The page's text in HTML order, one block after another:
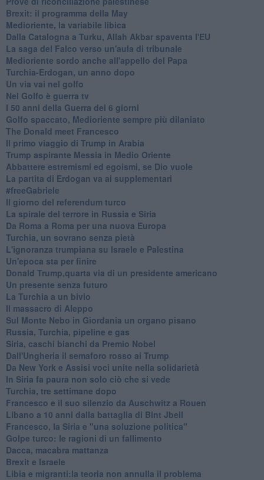
Brexit: il programma della May
Medioriente, la variabile libica
Dalla Catalogna a Turku, Allah Akbar spaventa l'EU
La saga del Falco verso un'aula di tribunale
Medioriente sordo anche all'appello del Papa
Turchia-Erdogan, un anno dopo
Un via vai nel golfo
Nel Golfo è guerra tv
I 50 anni della Guerra dei 6 giorni
Golfo spaccato, Medioriente sempre più dilaniato
The Donald meet Francesco
Il primo viaggio di Trump in Arabia
Trump aspirante Messia in Medio Oriente
Abbattere estremismi ed egoismi, se Dio vuole
La partita di Erdogan va ai supplementari
#freeGabriele
Il giorno del referendum turco
La spirale del terrore in Russia e Siria
Da Roma a Roma per una nuova Europa
Turchia, un sovrano senza pietà
L'ignoranza trumpiana su Israele e Palestina
Un'epoca sta per finire
Donald Trump,quarta via di un presidente americano
Un presente senza futuro
La Turchia a un bivio
Il massacro di Aleppo
Sul Monte Nebo in Giordania un organo pisano
Russia, Turchia, pipeline e gas
Siria, caschi bianchi da Premio Nobel
Dall'Ungheria il semaforo rosso ai Trump
Da New York e Assisi voci unite nella solidarietà
In Siria fa paura non solo ciò che si vede
Turchia, tre settimane dopo
Francesco e il suo silenzio da Auschwitz a Rouen
Libano a 10 anni dalla battaglia di Bint Jbeil
Francesco, la Siria e "una soluzione politica"
Golpe turco: le ragioni di un fallimento
Dacca, macabra mattanza
Brexit e Israele
Libia e migranti:la teoria non annulla il problema